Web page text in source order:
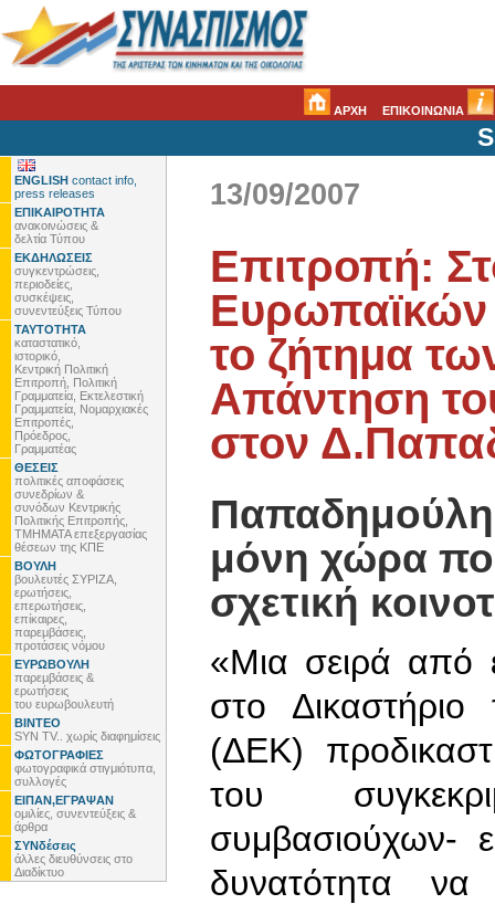
ΑΡΧΗ ΕΠΙΚΟΙΝΩΝΙΑ
ENGLISH contact info,
press releases
ΕΠΙΚΑΙΡΟΤΗΤΑ
ανακοινώσεις &
δελτία Τύπου
ΕΚΔΗΛΩΣΕΙΣ
συγκεντρώσεις,
περιοδείες,
συσκέψεις,
συνεντεύξεις Τύπου
ΤΑΥΤΟΤΗΤΑ
καταστατικό,
ιστορικό,
Κεντρική Πολιτική
Επιτροπή, Πολιτική
Γραμματεία, Εκτελεστική
Γραμματεία, Νομαρχιακές
Επιτροπές,
Πρόεδρος,
Γραμματέας
ΘΕΣΕΙΣ
πολιτικές αποφάσεις
συνεδρίων &
συνόδων Κεντρικής
Πολιτικής Επιτροπής,
ΤΜΗΜΑΤΑ επεξεργασίας
θέσεων της ΚΠΕ
ΒΟΥΛΗ
βουλευτές ΣΥΡΙΖΑ,
ερωτήσεις,
επερωτήσεις,
επίκαιρες,
παρεμβάσεις,
προτάσεις νόμου
ΕΥΡΩΒΟΥΛΗ
παρεμβάσεις &
ερωτήσεις
του ευρωβουλευτή
ΒΙΝΤΕΟ
SYN TV.. χωρίς διαφημίσεις
ΦΩΤΟΓΡΑΦΙΕΣ
φωτογραφικά στιγμιότυπα,
συλλογές
ΕΙΠΑΝ,ΕΓΡΑΨΑΝ
ομιλίες, συνεντεύξεις &
άρθρα
ΣΥΝδέσεις
άλλες διευθύνσεις στο
Διαδίκτυο
13/09/2007
Επιτροπή:
Ευρωπαϊκών
το ζήτημα
Απάντηση
στον
μόνη χώρα
σχετική
«Μια σειρά από
στο
(ΔΕΚ)
του
συμβασιούχων-
δυνατότητα